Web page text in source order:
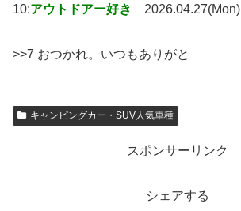
10:アウトドアー好き 2026.04.27(Mon)
>>7 おつかれ。いつもありがと
キャンピングカー・SUV人気車種
スポンサーリンク
シェアする